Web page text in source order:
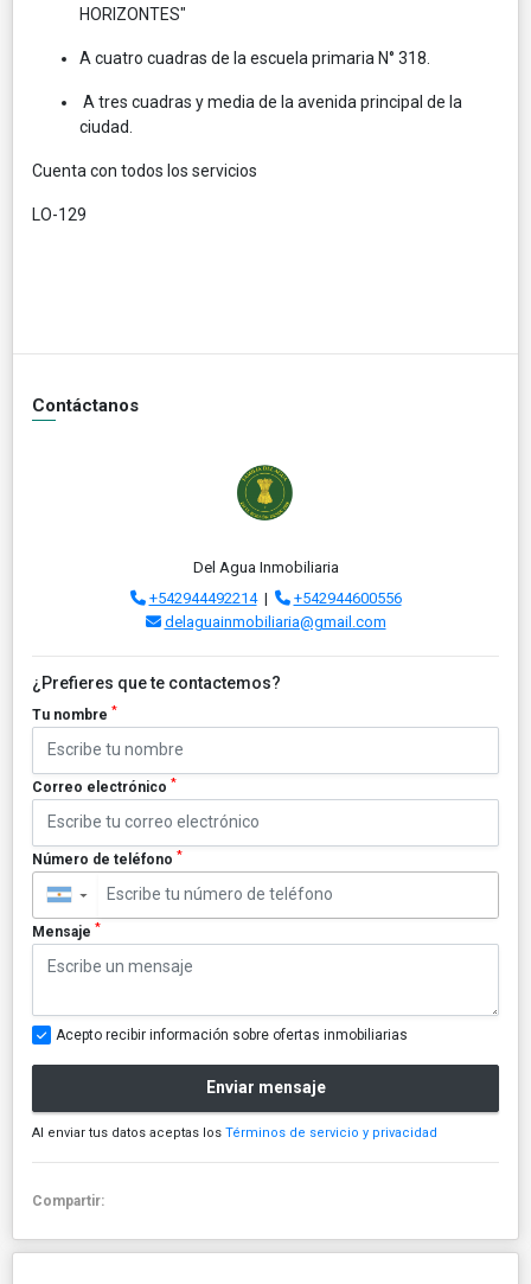
HORIZONTES"
A cuatro cuadras de la escuela primaria N° 318.
A tres cuadras y media de la avenida principal de la
ciudad.
Cuenta con todos los servicios
LO-129
Contáctanos
Del Agua Inmobiliaria
+542944492214|
+542944600556
delaguainmobiliaria@gmail.com
¿Prefieres que te contactemos?
Tu nombre *
Correo electrónico *
Número de teléfono *
▼
Mensaje *
Acepto recibir información sobre ofertas inmobiliarias
Enviar mensaje
Al enviar tus datos aceptas los Términos de servicio y privacidad
Compartir: